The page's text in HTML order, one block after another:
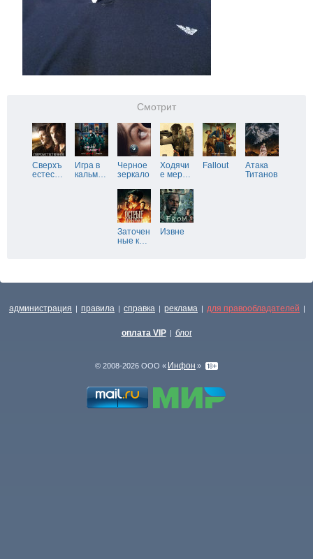
Смотрит
Сверхъ
естес…
Игра в
кальм…
Черное
зеркало
Ходячи
е мер…
Fallout
Атака
Титанов
Заточен
ные к…
Извне
администрация | правила | справка | реклама | для правообладателей |
оплата VIP | блог
© 2008-2026 ООО « Инфон »